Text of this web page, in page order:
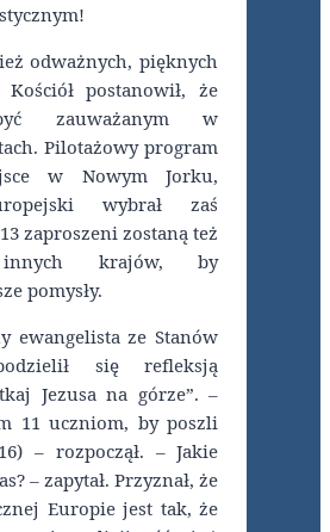
odważnych, pięknych
postanowił, że
zauważanym w
Pilotażowy program
w Nowym Jorku,
wybrał zaś
zaproszeni zostaną też
innych krajów, by
pomysły.
ewangelista ze Stanów
się refleksją
Jezusa na górze”. –
11 uczniom, by poszli
– rozpoczął. – Jakie
– zapytał. Przyznał, że
Europie jest tak, że